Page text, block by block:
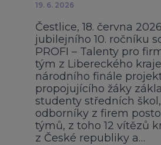
19. 6. 2026
Čestlice, 18. června
jubilejního 10. ročníku
PROFI – Talenty pro
tým z Libereckého
národního finále
propojujícího žáky
studenty středních
odborníky z firem
týmů, z toho 12 vítězů
z České republiky a…